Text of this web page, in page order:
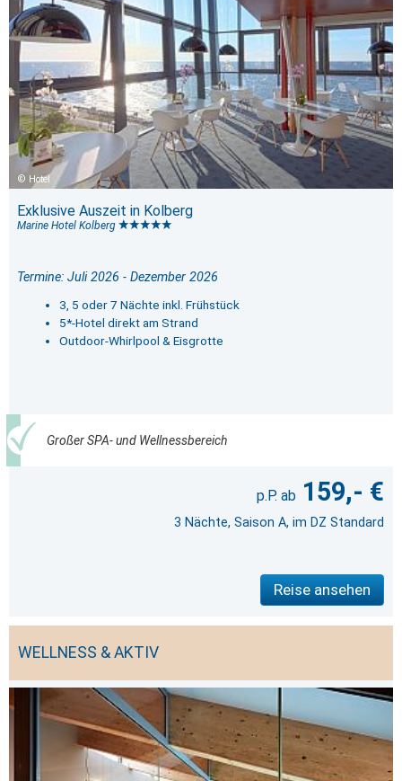
Hotel
Exklusive Auszeit in Kolberg
Marine Hotel Kolberg
Termine: Juli 2026 - Dezember 2026
3, 5 oder 7 Nächte inkl. Frühstück
5*-Hotel direkt am Strand
Outdoor-Whirlpool & Eisgrotte
Großer SPA- und Wellnessbereich
159,- €
3 Nächte, Saison A, im DZ Standard
Reise ansehen
WELLNESS & AKTIV